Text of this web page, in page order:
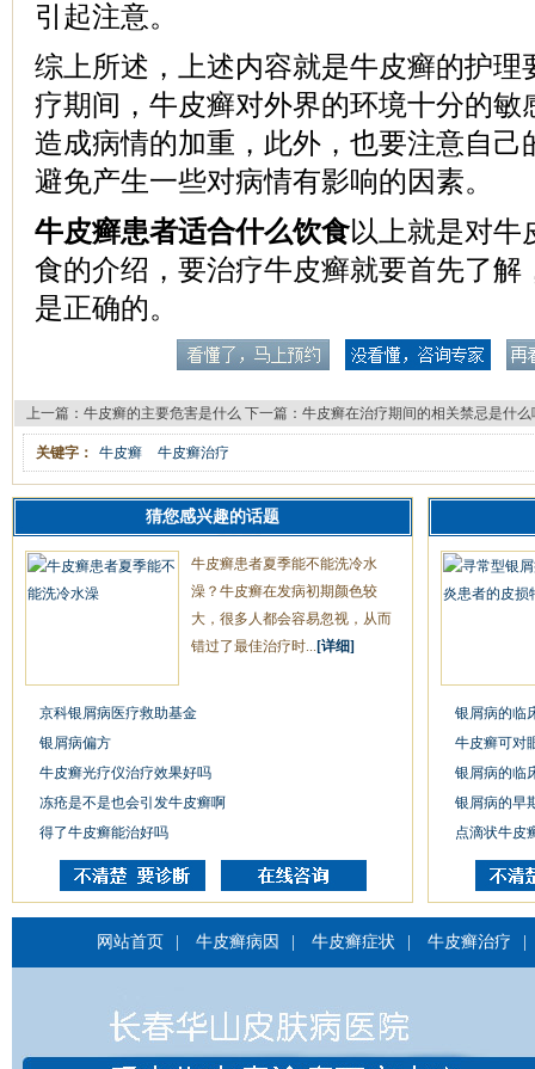
引起注意。
综上所述，上述内容就是牛皮癣的护理
疗期间，牛皮癣对外界的环境十分的敏
造成病情的加重，此外，也要注意自己
避免产生一些对病情有影响的因素。
牛皮癣患者适合什么饮食以上就是对牛
食的介绍，要治疗牛皮癣就要首先了解
是正确的。
上一篇： 牛皮癣的主要危害是什么 下一篇： 牛皮癣在治疗期间的相关禁忌是什么
关键字： 牛皮癣 牛皮癣治疗
猜您感兴趣的话题
牛皮癣患者夏季能不能洗冷水
澡？牛皮癣在发病初期颜色较
大，很多人都会容易忽视，从而
错过了最佳治疗时... [详细]
京科银屑病医疗救助基金
银屑病偏方
牛皮癣光疗仪治疗效果好吗
冻疮是不是也会引发牛皮癣啊
得了牛皮癣能治好吗
银屑病的临
牛皮癣可对
银屑病的临
银屑病的早
点滴状牛皮
网站首页 牛皮癣病因 牛皮癣症状 牛皮癣治疗